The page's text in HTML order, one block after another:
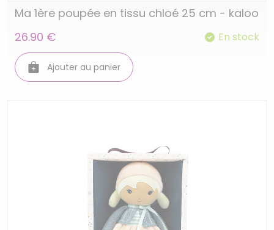
Ma 1ère poupée en tissu chloé 25 cm - kaloo
26.90 €
En stock
Ajouter au panier